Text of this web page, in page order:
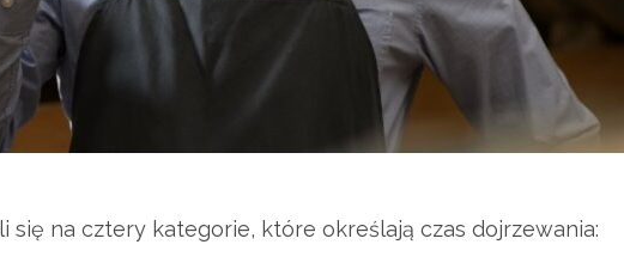
się na cztery kategorie, które określają czas dojrzewania: